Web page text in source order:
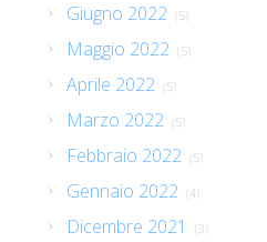
Giugno 2022 (5)
Maggio 2022 (5)
Aprile 2022 (5)
Marzo 2022 (5)
Febbraio 2022 (5)
Gennaio 2022 (4)
Dicembre 2021 (3)